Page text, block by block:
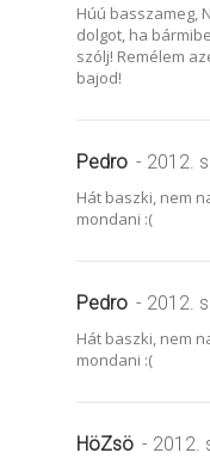
Húú basszameg,
dolgot, ha
szólj! Remélem
bajod!
Pedro - 2012.
Hát baszki, nem
mondani :(
Pedro - 2012.
Hát baszki, nem
mondani :(
HöZsö - 2012.